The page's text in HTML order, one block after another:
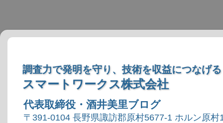
調査力で発明を守り、技術を収益につなげる
スマートワークス株式会社
代表取締役・酒井美里ブログ
〒391-0104 長野県諏訪郡原村5677-1 ホルン原村